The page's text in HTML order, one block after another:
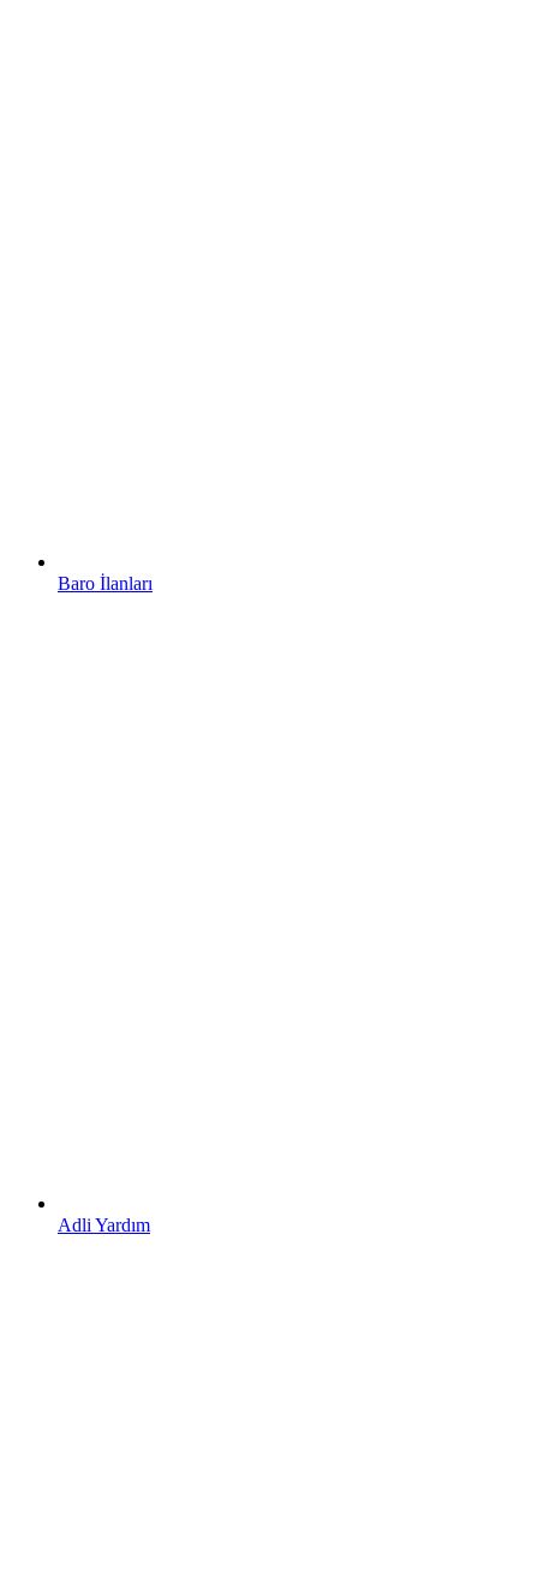
Baro İlanları
Adli Yardım